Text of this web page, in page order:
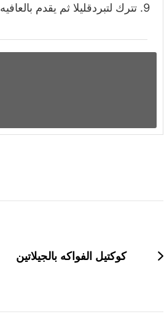
تترك لتبردقليلا ثم يقدم بالعافيه
التدويناتكوكتيل الفواكه بالجيلاتين